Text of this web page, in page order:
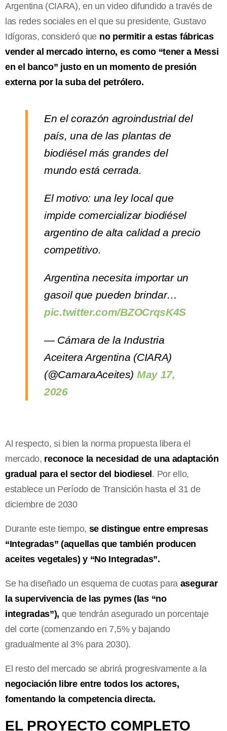
Argentina (CIARA), en un video difundido a través de
las redes sociales en el que su presidente, Gustavo
Idígoras, consideró que no permitir a estas fábricas
vender al mercado interno, es como “tener a Messi
en el banco” justo en un momento de presión
externa por la suba del petrólero.
En el corazón agroindustrial del
país, una de las plantas de
biodiésel más grandes del
mundo está cerrada.
El motivo: una ley local que
impide comercializar biodiésel
argentino de alta calidad a precio
competitivo.
Argentina necesita importar un
gasoil que pueden brindar…
pic.twitter.com/BZOCrqsK4S
— Cámara de la Industria
Aceitera Argentina (CIARA)
(@CamaraAceites) May 17,
2026
Al respecto, si bien la norma propuesta libera el
mercado, reconoce la necesidad de una adaptación
gradual para el sector del biodiesel. Por ello,
establece un Período de Transición hasta el 31 de
diciembre de 2030
Durante este tiempo, se distingue entre empresas
“Integradas” (aquellas que también producen
aceites vegetales) y “No Integradas”.
Se ha diseñado un esquema de cuotas para asegurar
la supervivencia de las pymes (las “no
integradas”), que tendrán asegurado un porcentaje
del corte (comenzando en 7,5% y bajando
gradualmente al 3% para 2030).
El resto del mercado se abrirá progresivamente a la
negociación libre entre todos los actores,
fomentando la competencia directa.
EL PROYECTO COMPLETO